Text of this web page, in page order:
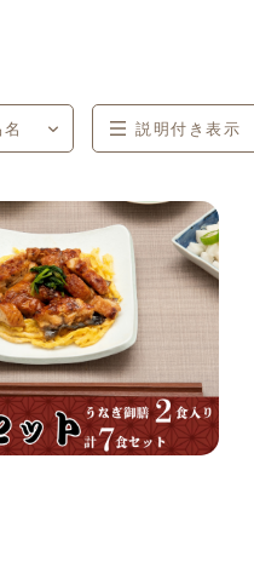
説明付き表示